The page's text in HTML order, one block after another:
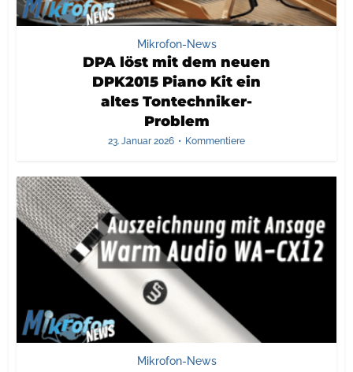
Mikrofon-News
DPA löst mit dem neuen
DPK2015 Piano Kit ein
altes Tontechniker-
Problem
23. Januar 2026 Kommentiere
Mikrofon-News